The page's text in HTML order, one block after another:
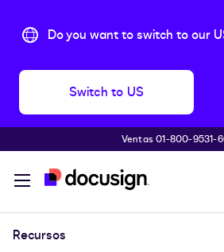
Do you want to switch to our
Switch to US
Accede al contenido principal
Ventas 01-800-9531-
Recursos